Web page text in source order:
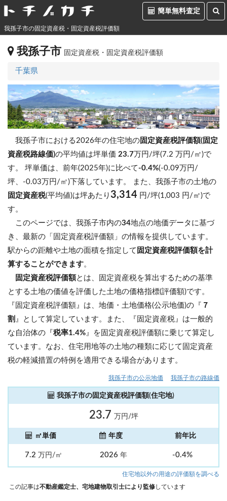
簡単無料査定
我孫子市の固定資産税・固定資産税評価額
我孫子市 固定資産税・固定資産税評価額
千葉県
我孫子市における2026年の住宅地の 固定資産税評価額(固定
資産税路線価)の平均値は坪単価 23.7万円/坪(7.2 万円/㎡)で
す。 坪単価は、前年(2025年)に比べて-0.4%(-0.09万円/
坪、-0.03万円/㎡)下落しています。
また、我孫子市の土地の
固定資産税(平均値)は坪あたり 3,314 円/坪(1,003 円/㎡)で
す。
このページでは、我孫子市内の34地点の地価データに基づ
き、最新の「固定資産税評価額」の情報を提供しています。
駅からの距離や土地の面積を指定して 固定資産税評価額を計
算することができます。
固定資産税評価額とは、固定資産税を算出するための基準
とする土地の価値を評価した土地の価格指標(評価額)です。
『固定資産税評価額』は、地価・土地価格(公示地価)の『 ７
割 』として算定しています。また、『固定資産税』は一般的
な自治体の『税率1.4% 』を固定資産税評価額に乗じて算定し
ています。なお、住宅用地等の土地の種類に応じて固定資産
税の軽減措置の特例を適用できる場合があります。
我孫子市の公示地価 我孫子市の路線価
我孫子市の固定資産税評価額(住宅地)
23.7 万円/坪
㎡単価 年度 前年比
7.2 万円/㎡ 2026 年 -0.4%
住宅地以外の用途の評価額を調べる
この記事は不動産鑑定士、宅地建物取引士により監修しています